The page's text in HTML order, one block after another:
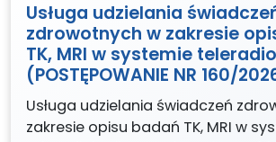
Usługa udzielania
zdrowotnych w zakresie
TK, MRI w systemie
(POSTĘPOWANIE NR 160/
Usługa udzielania świadczeń
zakresie opisu badań TK, MRI w